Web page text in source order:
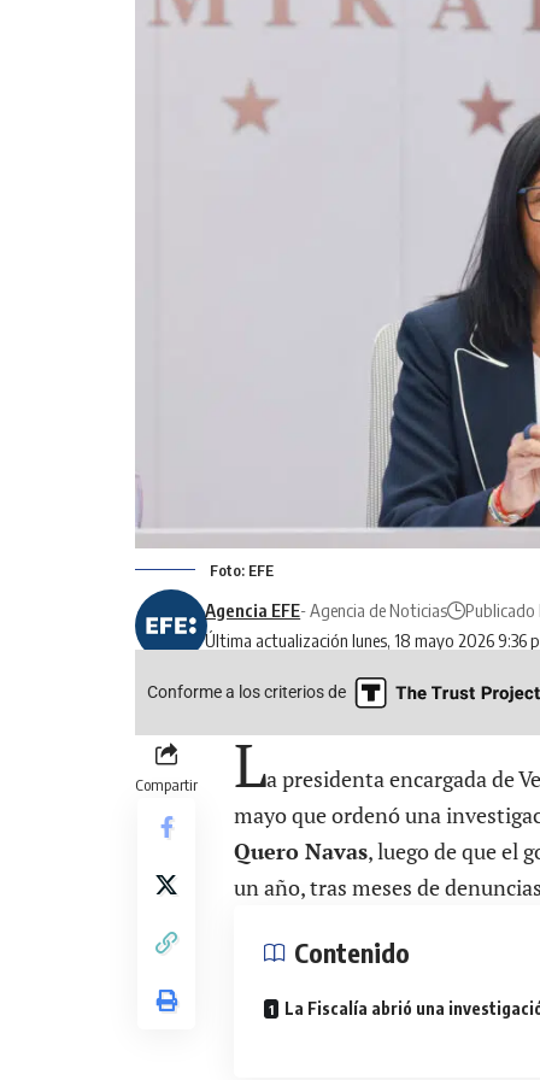
Foto: EFE
Última actualización lunes, 18 mayo 2026 9:36
Agencia EFE- Agencia de Noticias Publicado
Conforme a los criterios de
Compartir La presidenta encargada de
mayo que ordenó una
Quero Navas, luego de que el
un año, tras meses de
Contenido
La Fiscalía abrió una